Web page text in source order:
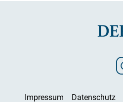
Impressum Datenschutz